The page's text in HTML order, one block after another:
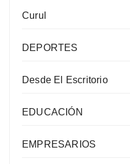
Curul
DEPORTES
Desde El Escritorio
EDUCACIÓN
EMPRESARIOS